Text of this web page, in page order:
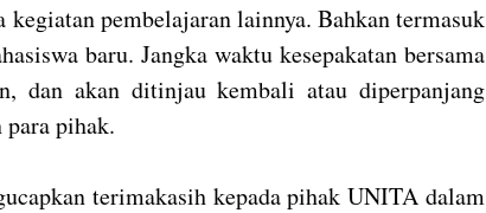
kegiatan pembelajaran lainnya. Bahkan termasuk
baru. Jangka waktu kesepakatan bersama
dan akan ditinjau kembali atau diperpanjang
para pihak.
terimakasih kepada pihak UNITA dalam